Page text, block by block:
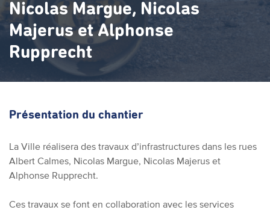
Nicolas Margue, Nicolas
Majerus et Alphonse
Rupprecht
Présentation du chantier
La Ville réalisera des travaux d’infrastructures dans les rues
Albert Calmes, Nicolas Margue, Nicolas Majerus et
Alphonse Rupprecht.
Ces travaux se font en collaboration avec les services